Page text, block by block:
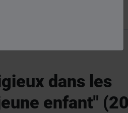
dans les
enfant"